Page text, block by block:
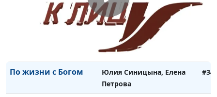
Вдохновение для
служения людям
Мария Рожкова , Елена
Полашкова
Мария Рожкова , Елена
Полашкова
По жизни с Богом
Юлия Синицына, Елена
Петрова